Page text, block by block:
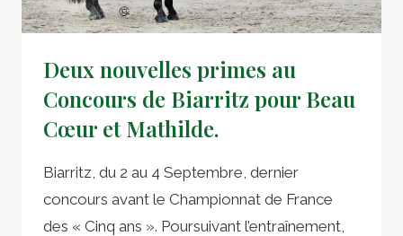
Deux nouvelles primes au
Concours de Biarritz pour Beau
Cœur et Mathilde.
Biarritz, du 2 au 4 Septembre, dernier
concours avant le Championnat de France
des « Cinq ans ». Poursuivant l’entraînement,